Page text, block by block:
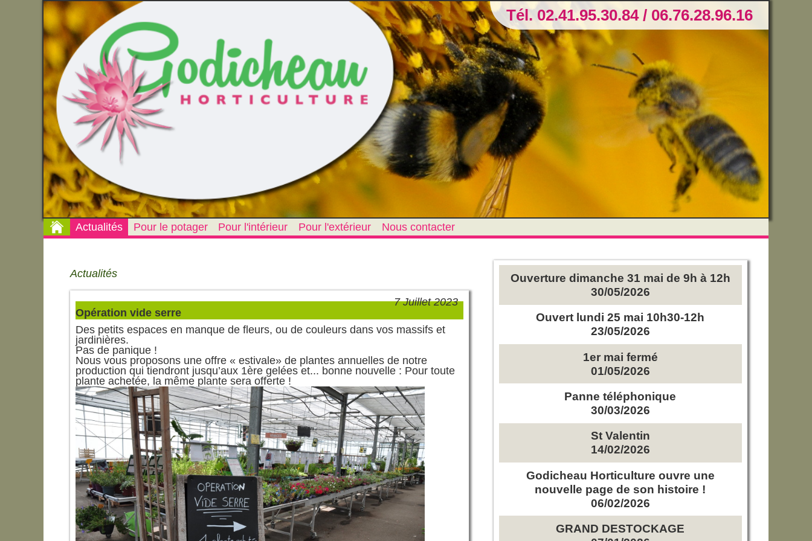
Tél. 02.41.95.30.84 / 06.76.28.96.16
Actualités Pour le potager Pour l'intérieur Pour l'extérieur Nous contacter
Ouverture dimanche 31 mai de 9h à 12h
30/05/2026
Ouvert lundi 25 mai 10h30-12h
23/05/2026
1er mai fermé
01/05/2026
Panne téléphonique
30/03/2026
St Valentin
14/02/2026
Godicheau Horticulture ouvre une
nouvelle page de son histoire !
06/02/2026
GRAND DESTOCKAGE
Actualités
7 Juillet 2023
Opération vide serre
Des petits espaces en manque de fleurs, ou de couleurs dans vos massifs et
jardinières.
Pas de panique!
Nous vous proposons une offre « estivale» de plantes annuelles de notre
production qui tiendront jusqu’aux 1ère gelées et... bonne nouvelle : Pour toute
plante achetée, la même plante sera offerte !